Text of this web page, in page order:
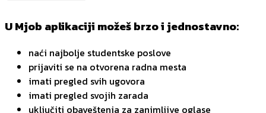
U Mjob aplikaciji možeš brzo i jednostavno:
naći najbolje studentske poslove
prijaviti se na otvorena radna mesta
imati pregled svih ugovora
imati pregled svojih zarada
uključiti obaveštenja za zanimljive oglase